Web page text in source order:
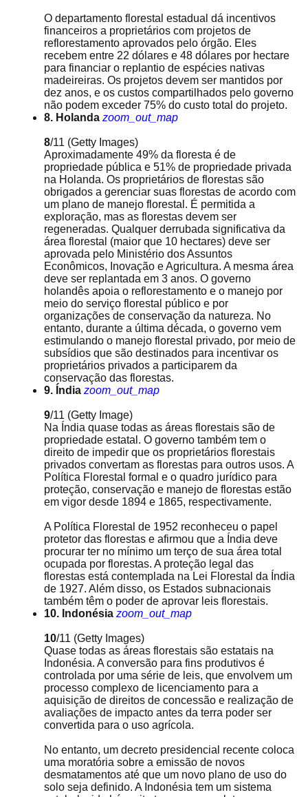
O departamento florestal estadual dá incentivos
financeiros a proprietários com projetos de
reflorestamento aprovados pelo órgão. Eles
recebem entre 22 dólares e 48 dólares por hectare
para financiar o replantio de espécies nativas
madeireiras. Os projetos devem ser mantidos por
dez anos, e os custos compartilhados pelo governo
não podem exceder 75% do custo total do projeto.
8. Holanda zoom_out_map
8/11 (Getty Images)
Aproximadamente 49% da floresta é de
propriedade pública e 51% de propriedade privada
na Holanda. Os proprietários de florestas são
obrigados a gerenciar suas florestas de acordo com
um plano de manejo florestal. É permitida a
exploração, mas as florestas devem ser
regeneradas. Qualquer derrubada significativa da
área florestal (maior que 10 hectares) deve ser
aprovada pelo Ministério dos Assuntos
Econômicos, Inovação e Agricultura. A mesma área
deve ser replantada em 3 anos. O governo
holandês apoia o reflorestamento e o manejo por
meio do serviço florestal público e por
organizações de conservação da natureza. No
entanto, durante a última década, o governo vem
estimulando o manejo florestal privado, por meio de
subsídios que são destinados para incentivar os
proprietários privados a participarem da
conservação das florestas.
9. Índia zoom_out_map
9/11 (Getty Image)
Na Índia quase todas as áreas florestais são de
propriedade estatal. O governo também tem o
direito de impedir que os proprietários florestais
privados convertam as florestas para outros usos. A
Política Florestal formal e o quadro jurídico para
proteção, conservação e manejo de florestas estão
em vigor desde 1894 e 1865, respectivamente.
A Política Florestal de 1952 reconheceu o papel
protetor das florestas e afirmou que a Índia deve
procurar ter no mínimo um terço de sua área total
ocupada por florestas. A proteção legal das
florestas está contemplada na Lei Florestal da Índia
de 1927. Além disso, os Estados subnacionais
também têm o poder de aprovar leis florestais.
10. Indonésia zoom_out_map
10/11 (Getty Images)
Quase todas as áreas florestais são estatais na
Indonésia. A conversão para fins produtivos é
controlada por uma série de leis, que envolvem um
processo complexo de licenciamento para a
aquisição de direitos de concessão e realização de
avaliações de impacto antes da terra poder ser
convertida para o uso agrícola.
No entanto, um decreto presidencial recente coloca
uma moratória sobre a emissão de novos
desmatamentos até que um novo plano de uso do
solo seja definido. A Indonésia tem um sistema